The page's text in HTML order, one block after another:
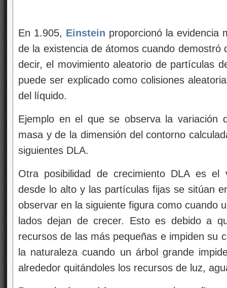
En 1.905, Einstein proporcionó la evidencia
de la existencia de átomos cuando demostró
decir, el movimiento aleatorio de partículas
puede ser explicado como colisiones
del líquido.
Ejemplo en el que se observa la variación
masa y de la dimensión del contorno
siguientes DLA.
Otra posibilidad de crecimiento DLA es el
desde lo alto y las partículas fijas se sitúan
observar en la siguiente figura como cuando
lados dejan de crecer. Esto es debido a
recursos de las más pequeñas e impiden su
la naturaleza cuando un árbol grande
alrededor quitándoles los recursos de luz,